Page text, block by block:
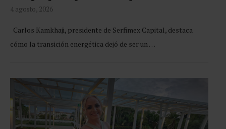
4 agosto, 2026
Carlos Kamkhaji, presidente de Serfimex Capital, destaca
cómo la transición energética dejó de ser un …